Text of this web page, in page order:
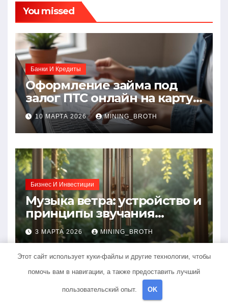
You missed
Банки И Кредиты
Оформление займа под
залог ПТС онлайн на карту
без визита в офис: порядок,
требования и документы
10 МАРТА 2026 MINING_BROTH
Бизнес И Инвестиции
Музыка ветра: устройство и
принципы звучания
колокольчиков
3 МАРТА 2026 MINING_BROTH
Этот сайт использует куки-файлы и другие технологии, чтобы
помочь вам в навигации, а также предоставить лучший
пользовательский опыт. OK